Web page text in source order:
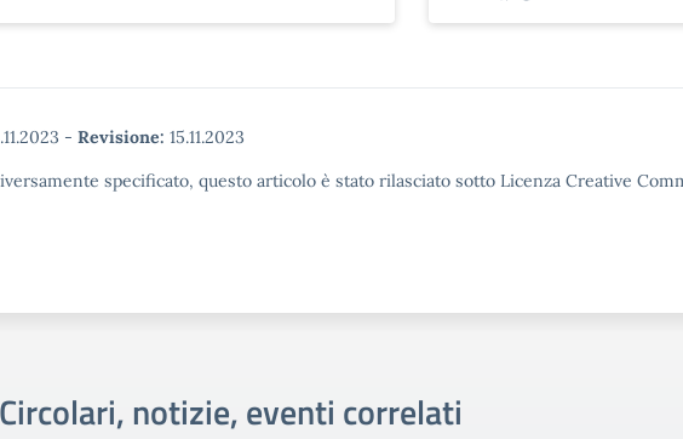
- Revisione: 15.11.2023
specificato, questo articolo è stato rilasciato sotto Licenza Creative
Circolari, notizie, eventi correlati